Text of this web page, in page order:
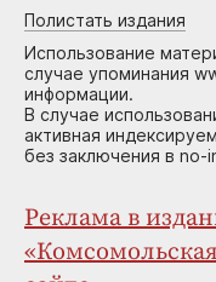
Полистать издания
Использование
случае упоминания
информации.
В случае
активная
без заключения в no-
Реклама в